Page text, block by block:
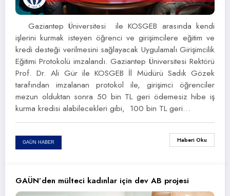
Gaziantep Üniversitesi ile KOSGEB arasında kendi
işlerini kurmak isteyen öğrenci ve girişimcilere eğitim ve
kredi desteği verilmesini sağlayacak Uygulamalı Girişimcilik
Eğitimi Protokolü imzalandı. Gaziantep Üniversitesi Rektörü
Prof. Dr. Ali Gür ile KOSGEB İl Müdürü Sadık Gözek
tarafından imzalanan protokol ile, girişimci öğrenciler
mezun olduktan sonra 50 bin TL geri ödemesiz hibe iş
kurma kredisi alabilecekleri gibi, 100 bin TL geri…
GAÜN HABER Haberi Oku
GAÜN’den mülteci kadınlar için dev AB projesi